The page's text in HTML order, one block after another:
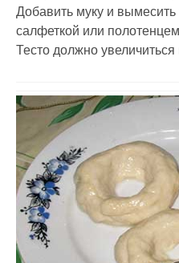
Добавить муку и вымесить
салфеткой или
Тесто должно увеличиться